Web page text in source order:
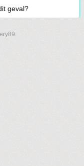
geval?